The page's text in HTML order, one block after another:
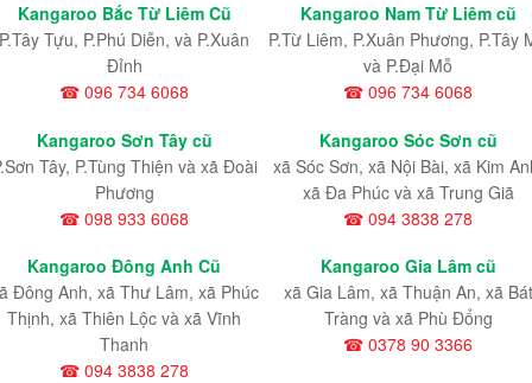
Kangaroo Bắc Từ Liêm Cũ
P.Tây Tựu, P.Phú Diễn, và P.Xuân
Đỉnh
☎ 096 734 6068
Kangaroo Nam Từ Liêm cũ
P.Từ Liêm, P.Xuân Phương, P.Tây
và P.Đại Mỗ
☎ 096 734 6068
Kangaroo Sơn Tây cũ
Tây, P.Tùng Thiện và xã Đoài
Phương
☎ 098 933 6068
Kangaroo Sóc Sơn cũ
xã Sóc Sơn, xã Nội Bài, xã Kim
xã Đa Phúc và xã Trung Giã
☎ 094 3838 278
Kangaroo Đông Anh Cũ
Đông Anh, xã Thư Lâm, xã Phúc
Thịnh, xã Thiên Lộc và xã Vĩnh
Thanh
☎ 094 3838 278
Kangaroo Gia Lâm cũ
xã Gia Lâm, xã Thuận An, xã Bát
Tràng và xã Phù Đổng
☎ 0378 90 3366